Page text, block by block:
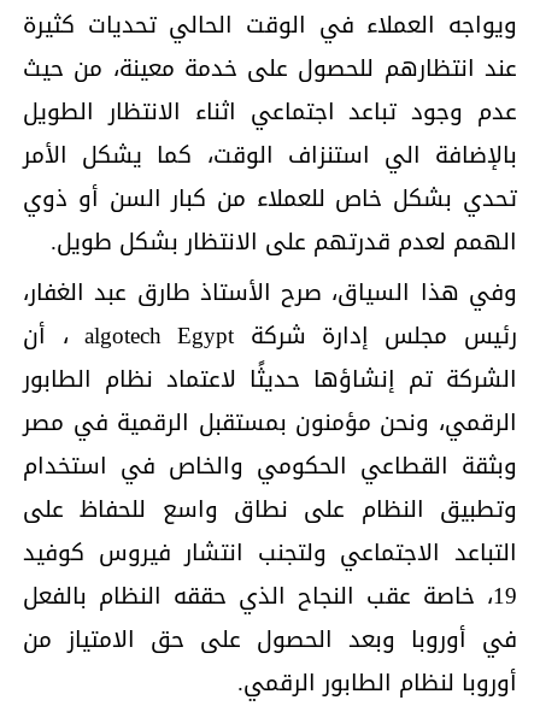
ويواجه العملاء في الوقت الحالي تحديات كثيرة
عند انتظارهم للحصول على خدمة معينة، من حيث
عدم وجود تباعد اجتماعي اثناء الانتظار الطويل
بالإضافة الي استنزاف الوقت، كما يشكل الأمر
تحدي بشكل خاص للعملاء من كبار السن أو ذوي
الهمم لعدم قدرتهم على الانتظار بشكل طويل.
وفي هذا السياق، صرح الأستاذ طارق عبد الغفار،
رئيس مجلس إدارة شركة algotech Egypt ، أن
الشركة تم إنشاؤها حديثًا لاعتماد نظام الطابور
الرقمي، ونحن مؤمنون بمستقبل الرقمية في مصر
وبثقة القطاعي الحكومي والخاص في استخدام
وتطبيق النظام على نطاق واسع للحفاظ على
التباعد الاجتماعي ولتجنب انتشار فيروس كوفيد
19، خاصة عقب النجاح الذي حققه النظام بالفعل
في أوروبا وبعد الحصول على حق الامتياز من
أوروبا لنظام الطابور الرقمي.